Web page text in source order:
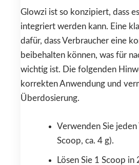
Glowzi ist so konzipiert, dass
integriert werden kann. Eine
dafür, dass Verbraucher eine
beibehalten können, was für
wichtig ist. Die folgenden
korrekten Anwendung und
Überdosierung.
Verwenden Sie jeden
Scoop, ca. 4 g).
Lösen Sie 1 Scoop